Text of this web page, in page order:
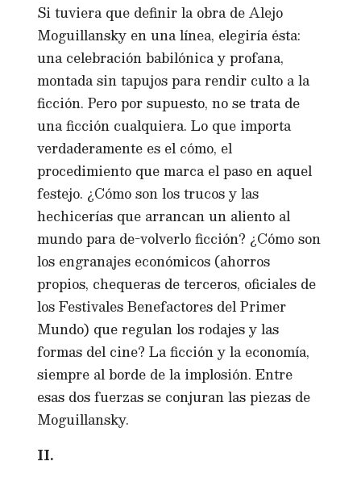
Si tuviera que definir la obra de Alejo
Moguillansky en una línea, elegiría ésta:
una celebración babilónica y profana,
montada sin tapujos para rendir culto a la
ficción. Pero por supuesto, no se trata de
una ficción cualquiera. Lo que importa
verdaderamente es el cómo, el
procedimiento que marca el paso en aquel
festejo. ¿Cómo son los trucos y las
hechicerías que arrancan un aliento al
mundo para de-volverlo ficción? ¿Cómo son
los engranajes económicos (ahorros
propios, chequeras de terceros, oficiales de
los Festivales Benefactores del Primer
Mundo) que regulan los rodajes y las
formas del cine? La ficción y la economía,
siempre al borde de la implosión. Entre
esas dos fuerzas se conjuran las piezas de
Moguillansky.
II.